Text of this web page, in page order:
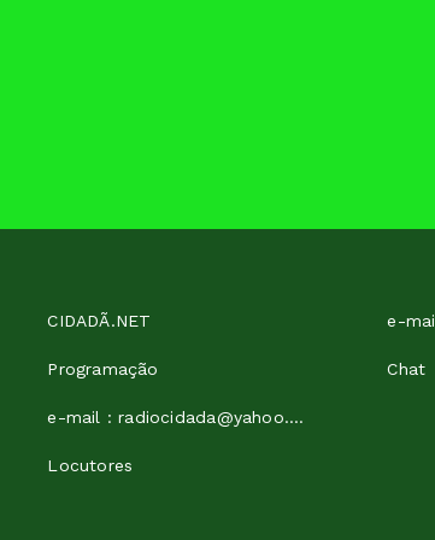
CIDADÃ.NET
Programação
e-mail : radiocidada@yahoo.com
Locutores
Chat